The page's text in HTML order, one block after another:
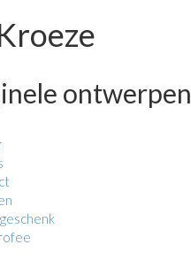
ontwerpen